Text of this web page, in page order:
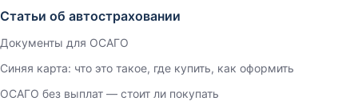
Статьи об автостраховании
Документы для ОСАГО
Синяя карта: что это такое, где купить, как оформить
ОСАГО без выплат — стоит ли покупать